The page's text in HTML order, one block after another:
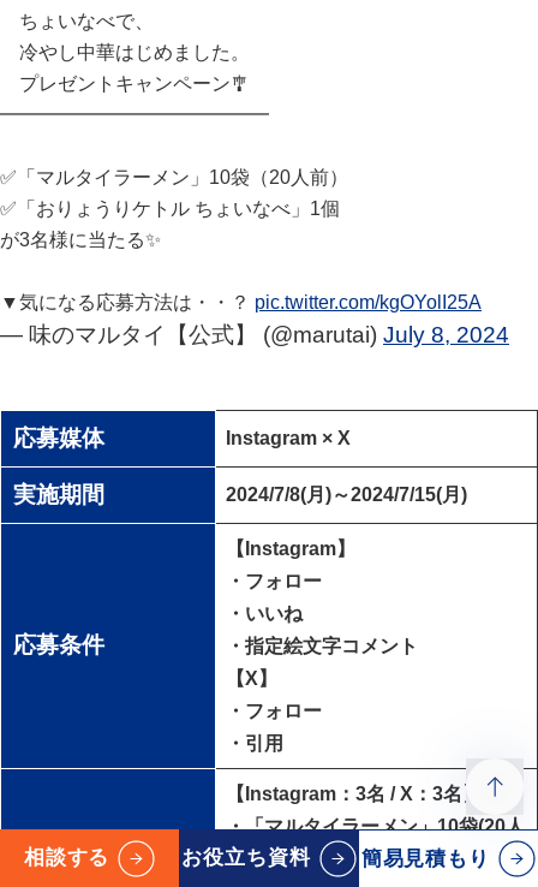
ちょいなべで、
冷やし中華はじめました。
プレゼントキャンペーン🎐
━━━━━━━━━━━━━━
✅「マルタイラーメン」10袋（20人前）
✅「おりょうりケトル ちょいなべ」1個
が3名様に当たる✨
▼気になる応募方法は・・？ pic.twitter.com/kgOYolI25A
— 味のマルタイ【公式】 (@marutai) July 8, 2024
応募媒体 Instagram × X
実施期間 2024/7/8(月)～2024/7/15(月)
応募条件
【Instagram】
・フォロー
・いいね
・指定絵文字コメント
【X】
・フォロー
・引用
景品情報
【Instagram：3名 / X：3名】
・「マルタイラーメン」10袋(20人
前)
相談する お役立ち資料 簡易見積もり